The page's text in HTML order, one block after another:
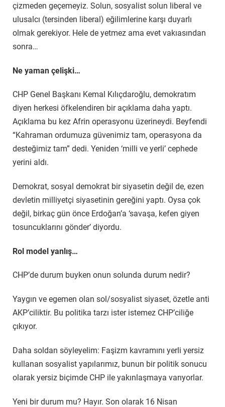
çizmeden geçemeyiz. Solun, sosyalist solun liberal ve
ulusalcı (tersinden liberal) eğilimlerine karşı duyarlı
olmak gerekiyor. Hele de yetmez ama evet vakıasından
sonra…
Ne yaman çelişki…
CHP Genel Başkanı Kemal Kılıçdaroğlu, demokratım
diyen herkesi öfkelendiren bir açıklama daha yaptı.
Açıklama bu kez Afrin operasyonu üzerineydi. Beyfendi
“Kahraman ordumuza güvenimiz tam, operasyona da
desteğimiz tam” dedi. Yeniden ‘milli ve yerli’ cephede
yerini aldı.
Demokrat, sosyal demokrat bir siyasetin değil de, ezen
devletin milliyetçi siyasetinin gereğini yaptı. Oysa çok
değil, birkaç gün önce Erdoğan’a ‘savaşa, kefen giyen
tosuncuklarını gönder’ diyordu.
Rol model yanlış…
CHP’de durum buyken onun solunda durum nedir?
Yaygın ve egemen olan sol/sosyalist siyaset, özetle anti
AKP’ciliktir. Bu politika tarzı ister istemez CHP’ciliğe
çıkıyor.
Daha soldan söyleyelim: Faşizm kavramını yerli yersiz
kullanan sosyalist yapılarımız, bunun bir politik sonucu
olarak yersiz biçimde CHP ile yakınlaşmaya varıyorlar.
Yeni bir durum mu? Hayır. Son olarak 16 Nisan